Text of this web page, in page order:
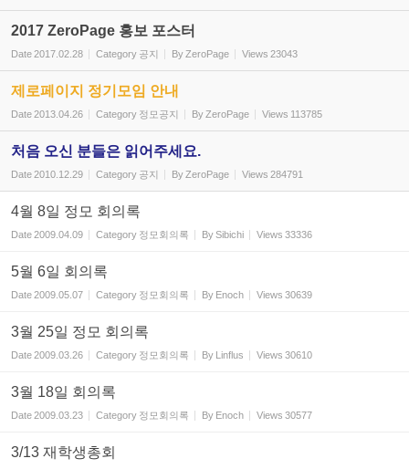
2017 ZeroPage 홍보 포스터
Date2017.02.28 Category 공지 By ZeroPage Views 23043
제로페이지 정기모임 안내
Date2013.04.26 Category 정모공지 By ZeroPage Views 113785
처음 오신 분들은 읽어주세요.
Date2010.12.29 Category 공지 By ZeroPage Views 284791
4월 8일 정모 회의록
Date2009.04.09 Category 정모회의록 BySibichi Views 33336
5월 6일 회의록
Date2009.05.07 Category 정모회의록 By Enoch Views 30639
3월 25일 정모 회의록
Date2009.03.26 Category 정모회의록 By Linflus Views 30610
3월 18일 회의록
Date2009.03.23 Category 정모회의록 By Enoch Views 30577
3/13 재학생총회